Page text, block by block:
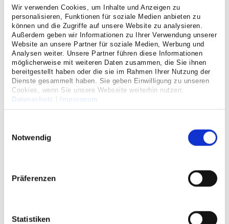
Wir verwenden Cookies, um Inhalte und Anzeigen zu
personalisieren, Funktionen für soziale Medien anbieten zu
können und die Zugriffe auf unsere Website zu analysieren.
Außerdem geben wir Informationen zu Ihrer Verwendung unserer
Website an unsere Partner für soziale Medien, Werbung und
Analysen weiter. Unsere Partner führen diese Informationen
möglicherweise mit weiteren Daten zusammen, die Sie ihnen
bereitgestellt haben oder die sie im Rahmen Ihrer Nutzung der
Dienste gesammelt haben. Sie geben Einwilligung zu unseren
Cookies, wenn Sie unsere Webseite weiterhin nutzen.
Datenschutz
Impressum
Notwendig
Präferenzen
Statistiken
Proktologische Erkrankungen
mittwochs 11:00 bis 12:00 Uhr
Bauchwandbrüche / Hernien
mittwochs 12:00 bis 15:00 Uhr